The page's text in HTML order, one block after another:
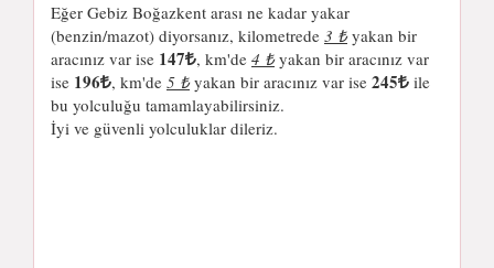
Eğer Gebiz Boğazkent arası ne kadar yakar
(benzin/mazot) diyorsanız, kilometrede 3 ₺yakan bir
aracınız var ise 147 , km'de 4 ₺yakan bir aracınız var
ise 196 , km'de 5 ₺yakan bir aracınız var ise 245
ile
bu yolculuğu tamamlayabilirsiniz.
İyi ve güvenli yolculuklar dileriz.